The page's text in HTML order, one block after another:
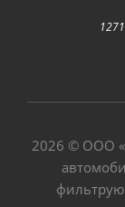
2026 © ООО «